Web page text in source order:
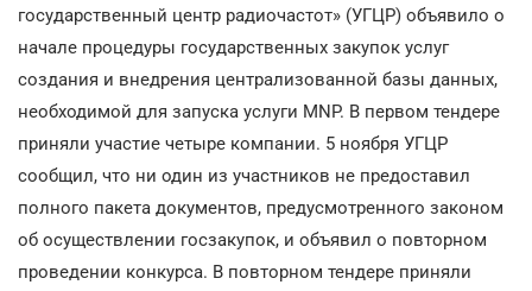
государственный центр радиочастот» (УГЦР) объявило о
начале процедуры государственных закупок услуг
создания и внедрения централизованной базы данных,
необходимой для запуска услуги MNP. В первом тендере
приняли участие четыре компании. 5 ноября УГЦР
сообщил, что ни один из участников не предоставил
полного пакета документов, предусмотренного законом
об осуществлении госзакупок, и объявил о повторном
проведении конкурса. В повторном тендере приняли